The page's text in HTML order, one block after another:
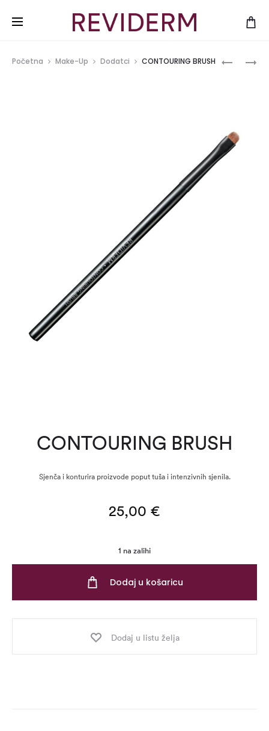
Početna Make-Up Dodatci CONTOURING BRUSH
CONTOURING BRUSH
Sjenča i konturira proizvode poput tuša i intenzivnih sjenila.
25,00 €
1 na zalihi
Dodaj u košaricu
Dodaj u listu želja